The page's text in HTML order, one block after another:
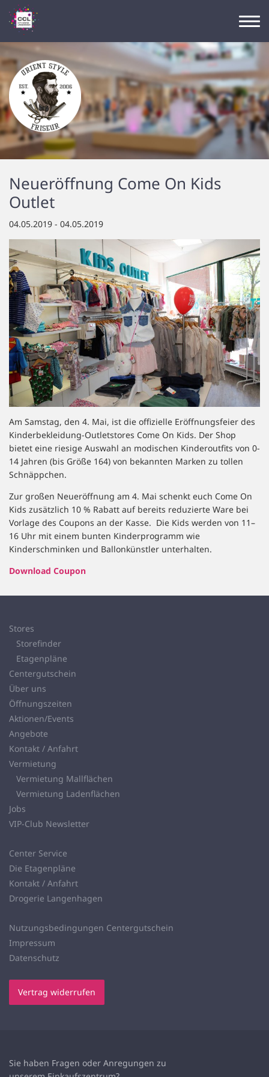
Neueröffnung Come On Kids
Outlet
04.05.2019 - 04.05.2019
Am Samstag, den 4. Mai, ist die offizielle Eröffnungsfeier des
Kinderbekleidung-Outletstores Come On Kids. Der Shop
bietet eine riesige Auswahl an modischen Kinderoutfits von 0-
14 Jahren (bis Größe 164) von bekannten Marken zu tollen
Schnäppchen.
Zur großen Neueröffnung am 4. Mai schenkt euch Come On
Kids zusätzlich 10 % Rabatt auf bereits reduzierte Ware bei
Vorlage des Coupons an der Kasse. Die Kids werden von 11–
16 Uhr mit einem bunten Kinderprogramm wie
Kinderschminken und Ballonkünstler unterhalten.
Download Coupon
Stores
Storefinder
Etagenpläne
Centergutschein
Über uns
Öffnungszeiten
Aktionen/Events
Angebote
Kontakt / Anfahrt
Vermietung
Vermietung Mallflächen
Vermietung Ladenflächen
Jobs
VIP-Club Newsletter
Center Service
Die Etagenpläne
Kontakt / Anfahrt
Drogerie Langenhagen
Nutzungsbedingungen Centergutschein
Impressum
Datenschutz
Vertrag widerrufen
Sie haben Fragen oder Anregungen zu